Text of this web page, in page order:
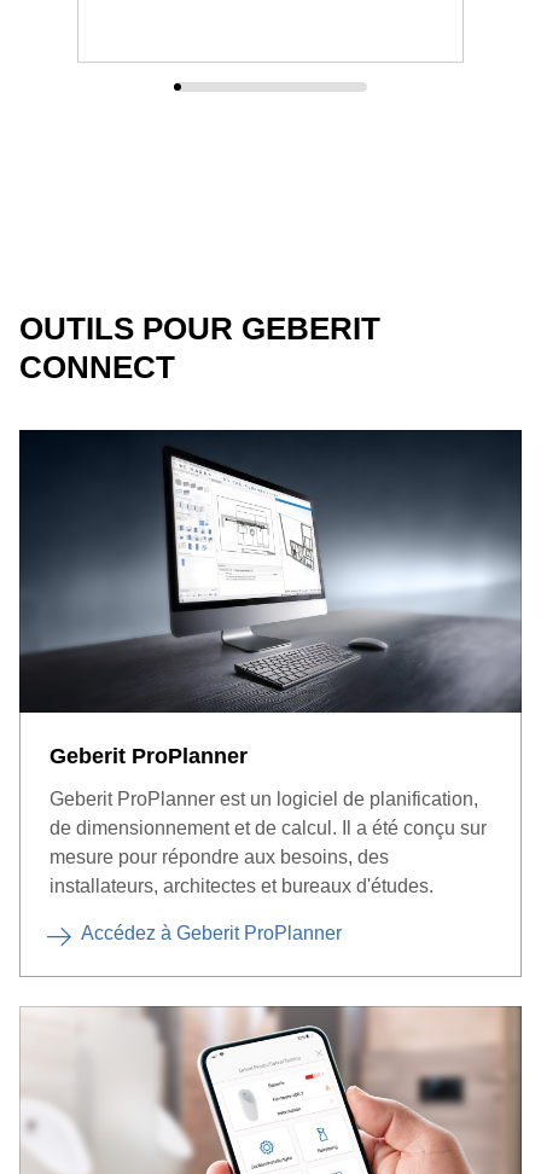
OUTILS POUR GEBERIT
CONNECT
Geberit ProPlanner
Geberit ProPlanner est un logiciel de planification,
de dimensionnement et de calcul. Il a été conçu sur
mesure pour répondre aux besoins, des
installateurs, architectes et bureaux d'études.
Accédez à Geberit ProPlanner